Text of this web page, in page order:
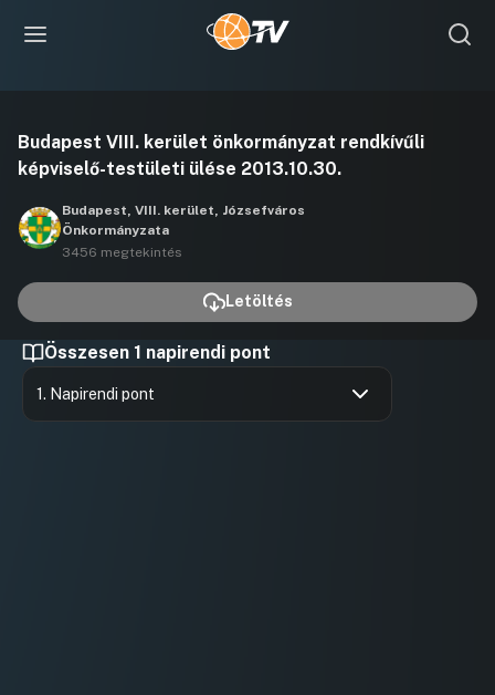
lejátszása
Budapest VIII. kerület önkormányzat rendkívűli
képviselő-testületi ülése 2013.10.30.
Budapest, VIII. kerület, Józsefváros
Önkormányzata
3456 megtekintés
Letöltés
Összesen 1 napirendi pont
1. Napirendi pont